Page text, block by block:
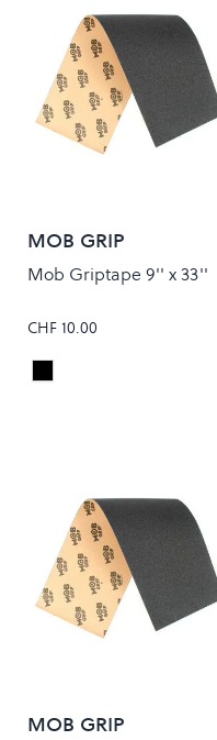
MOB GRIP
Mob Griptape 9'' x 33''
CHF 10.00
Colour
Black
MOB GRIP